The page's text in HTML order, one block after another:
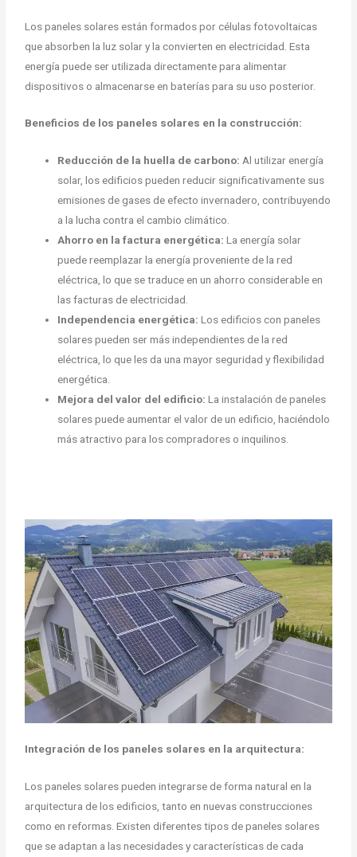
Los paneles solares están formados por células fotovoltaicas
que absorben la luz solar y la convierten en electricidad. Esta
energía puede ser utilizada directamente para alimentar
dispositivos o almacenarse en baterías para su uso posterior.
Beneficios de los paneles solares en la construcción:
Reducción de la huella de carbono: Al utilizar energía
solar, los edificios pueden reducir significativamente sus
emisiones de gases de efecto invernadero, contribuyendo
a la lucha contra el cambio climático.
Ahorro en la factura energética: La energía solar
puede reemplazar la energía proveniente de la red
eléctrica, lo que se traduce en un ahorro considerable en
las facturas de electricidad.
Independencia energética: Los edificios con paneles
solares pueden ser más independientes de la red
eléctrica, lo que les da una mayor seguridad y flexibilidad
energética.
Mejora del valor del edificio: La instalación de paneles
solares puede aumentar el valor de un edificio, haciéndolo
más atractivo para los compradores o inquilinos.
Integración de los paneles solares en la arquitectura:
Los paneles solares pueden integrarse de forma natural en la
arquitectura de los edificios, tanto en nuevas construcciones
como en reformas. Existen diferentes tipos de paneles solares
que se adaptan a las necesidades y características de cada